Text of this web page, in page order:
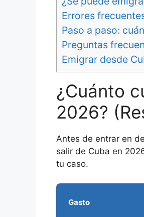
Errores
Paso a paso:
Preguntas
Emigrar desde
¿Cuánto
2026?
Antes de entrar en
salir de Cuba en
tu caso.
Gasto